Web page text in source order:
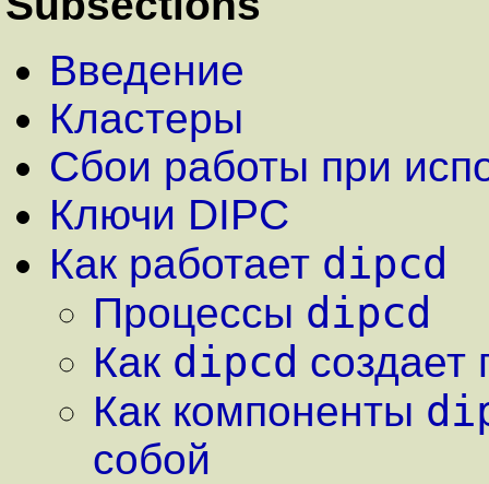
Введение
Кластеры
Сбои работы при
Ключи DIPC
Как работает dipcd
Процессы dipcd
Как dipcd создает
Как компоненты
собой